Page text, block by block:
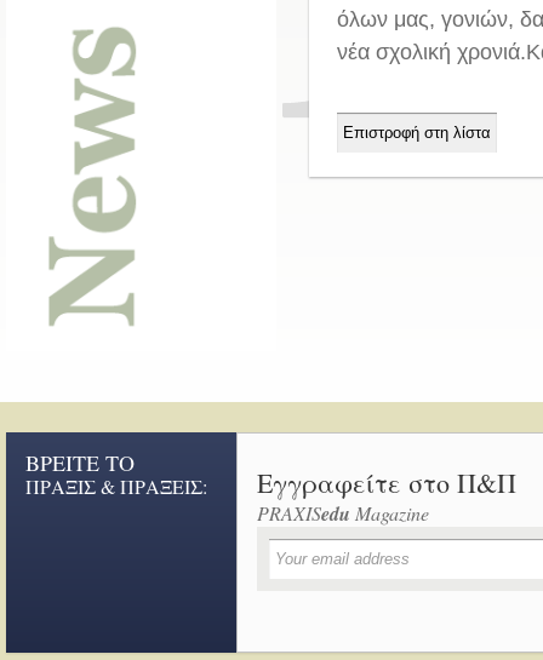
όλων μας, γονιών,
νέα σχολική
ΒΡΕΙΤΕ ΤΟ
ΠΡΑΞΙΣ & ΠΡΑΞΕΙΣ: Εγγραφείτε στο Π&Π
PRAXISedu Magazine